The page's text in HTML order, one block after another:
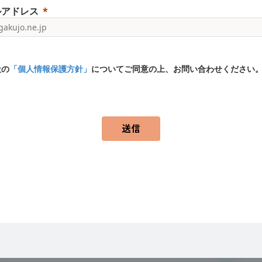
ドレス
「個人情報保護方針」 についてご同意の上、お問い合わせください
送信